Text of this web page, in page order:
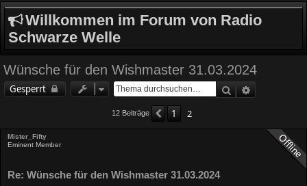
U
c
Willkommen im Forum von Radio
Schwarze Welle
Wünsche für den Wishmaster 31.03.2024
Gesperrt Suche
12 Beiträge Vorherige
1 2
Mister_Fifty
Eminent Member
Re: Wünsche für den Wishmaster 31.03.2024